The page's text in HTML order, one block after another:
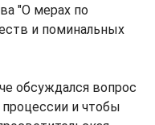
"О мерах по
и поминальных
обсуждался вопрос
и чтобы